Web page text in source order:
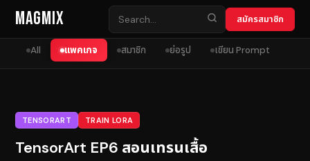
Skip to content
MagMix สมัครสมาชิก
All แพคเกจ สมาชิก ย่อรูป เขียน Prompt
TENSORART TRAIN LORA
TensorArt EP6 สอนเทรนเสื้อ